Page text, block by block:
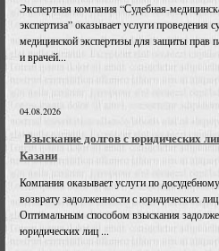
Экспертная компания “Судебная-
экспертиза” оказывает услуги проведения
медицинской экспертизы для защиты прав
и врачей...
04.08.2026
Взыскание долгов с юридических
Казани
Компания оказывает услуги по досудебному
возврату задолженности с юридических лиц.
Оптимальным способом взыскания
юридических лиц ...